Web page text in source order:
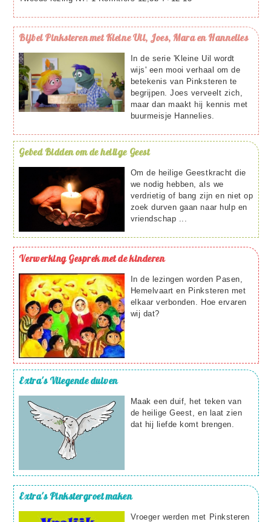
BijbelPinksteren met Kleine Uil, Joes, Mara en Hannelies
In de serie 'Kleine Uil wordt
wijs' een mooi verhaal om de
betekenis van Pinksteren te
begrijpen. Joes verveelt zich,
maar dan maakt hij kennis met
buurmeisje Hannelies.
GebedBidden om de heilige Geest
Om de heilige Geestkracht die
we nodig hebben, als we
verdrietig of bang zijn en niet op
zoek durven gaan naar hulp en
vriendschap ...
VerwerkingGesprek met de kinderen
In de lezingen worden Pasen,
Hemelvaart en Pinksteren met
elkaar verbonden. Hoe ervaren
wij dat?
Extra'sVliegende duiven
Maak een duif, het teken van
de heilige Geest, en laat zien
dat hij liefde komt brengen.
Extra'sPinkstergroet maken
Vroeger werden met Pinksteren